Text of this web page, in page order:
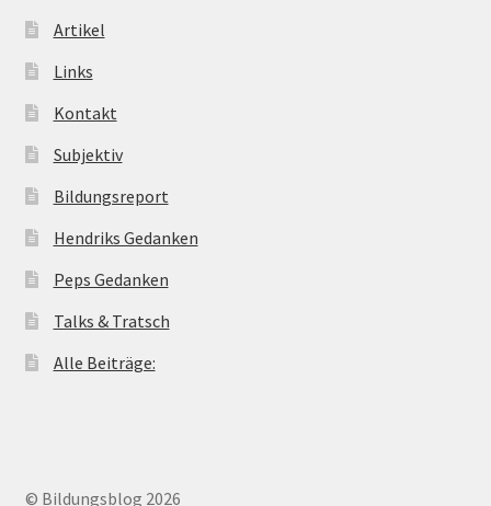
Artikel
Links
Kontakt
Subjektiv
Bildungsreport
Hendriks Gedanken
Peps Gedanken
Talks & Tratsch
Alle Beiträge:
© Bildungsblog 2026